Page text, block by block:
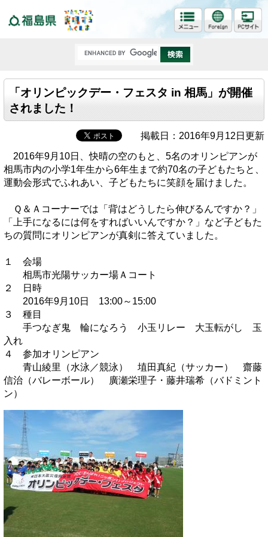
「オリンピックデー・フェスタ in 相馬」が開催
されました！
掲載日：2016年9月12日更新
2016年9月10日、快晴の空のもと、5名のオリンピアンが
相馬市内の小学1年生から6年生まで約70名の子どもたちと、
運動会形式でふれあい、子どもたちに笑顔を届けました。
Ｑ＆Ａコーナーでは「背はどうしたら伸びるんですか？」
「上手になるには何をすればいいんですか？」など子どもた
ちの質問にオリンピアンが真剣に答えていました。
１ 会場
相馬市光陽サッカー場Ａコート
２ 日時
2016年9月10日 13:00～15:00
３ 種目
手つなぎ鬼 輪になろう 小玉リレー 大玉転がし 玉
入れ
４ 参加オリンピアン
青山綾里（水泳／競泳） 埴田真紀（サッカー） 齋藤
信治（バレーボール） 廣瀬栄理子・藤井瑞希（バドミント
ン）